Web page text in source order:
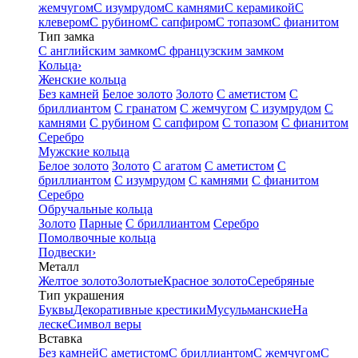
жемчугомС изумрудомС камнямиС керамикойС
клеверомС рубиномС сапфиромС топазомС фианитом
Тип замка
С английским замкомС французским замком
Кольца›
Женские кольца
Без камней Белое золото Золото С аметистом С
бриллиантом С гранатом С жемчугом С изумрудом С
камнями С рубином С сапфиром С топазом С фианитом
Серебро
Мужские кольца
Белое золото Золото С агатом С аметистом С
бриллиантом С изумрудом С камнями С фианитом
Серебро
Обручальные кольца
Золото Парные С бриллиантом Серебро
Помолвочные кольца
Подвески›
Металл
Желтое золотоЗолотыеКрасное золотоСеребряные
Тип украшения
БуквыДекоративные крестикиМусульманскиеНа
лескеСимвол веры
Вставка
Без камнейС аметистомС бриллиантомС жемчугомС